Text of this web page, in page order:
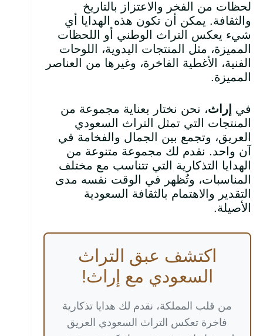
لحظات من الفخر والاعتزاز بالتاريخ
والثقافة. يمكن أن تكون هذه الهدايا أي
شيء يعكس التراث الوطني أو اللحظات
المميزة، مثل المنتجات اليدوية، اللوحات
الفنية، الأغطية الفاخرة، وغيرها من العناصر
المميزة.
في إراث، نحن نختار بعناية مجموعة من
المنتجات التي تمثل التراث السعودي
العريق، وتجمع بين الجمال والفخامة في
آن واحد. نقدم لك مجموعة متنوعة من
الهدايا التذكارية التي تتناسب مع مختلف
المناسبات، وتُظهر في الوقت نفسه مدى
التقدير والاهتمام بالثقافة السعودية
الأصيلة.
اكتشف عبق التراث
السعودي مع إراث!
من قلب المملكة، نقدم لك هدايا تذكارية
فاخرة تعكس التراث السعودي العريق